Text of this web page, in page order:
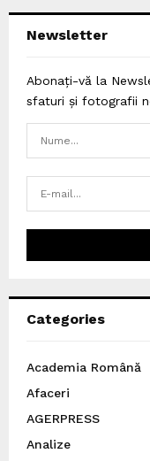
Newsletter
Abonați-vă la
sfaturi și fotografii
Categories
Academia Română
Afaceri
AGERPRESS
Analize